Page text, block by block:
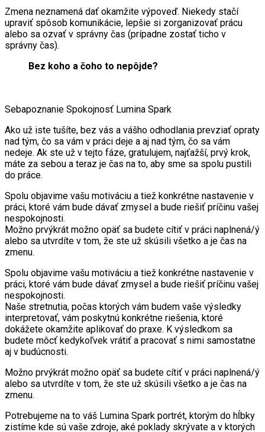
Zmena neznamená dať okamžite výpoveď. Niekedy stačí
upraviť spôsob komunikácie, lepšie si zorganizovať prácu
alebo sa ozvať v správny čas (prípadne zostať ticho v
správny čas).
Bez koho a čoho to nepôjde?
Sebapoznanie Spokojnosť Lumina Spark
Ako už iste tušíte, bez vás a vášho odhodlania prevziať opraty
nad tým, čo sa vám v práci deje a aj nad tým, čo sa vám
nedeje. Ak ste už v tejto fáze, gratulujem, najťažší, prvý krok,
máte za sebou a teraz je čas na to, aby sme sa spolu pustili
do práce.
Spolu objavime vašu motiváciu a tiež konkrétne nastavenie v
práci, ktoré vám bude dávať zmysel a bude riešiť príčinu vašej
nespokojnosti.
Možno prvýkrát možno opäť sa budete cítiť v práci naplnená/ý
alebo sa utvrdíte v tom, že ste už skúsili všetko a je čas na
zmenu.
Spolu objavime vašu motiváciu a tiež konkrétne nastavenie v
práci, ktoré vám bude dávať zmysel a bude riešiť príčinu vašej
nespokojnosti.
Naše stretnutia, počas ktorých vám budem vaše výsledky
interpretovať, vám poskytnú konkrétne riešenia, ktoré
dokážete okamžite aplikovať do praxe. K výsledkom sa
budete môcť kedykoľvek vrátiť a pracovať s nimi samostatne
aj v budúcnosti.
Možno prvýkrát možno opäť sa budete cítiť v práci naplnená/ý
alebo sa utvrdíte v tom, že ste už skúsili všetko a je čas na
zmenu.
Potrebujeme na to váš Lumina Spark portrét, ktorým do hĺbky
zistíme kde sú vaše zdroje, aké poklady skrývate a v ktorých